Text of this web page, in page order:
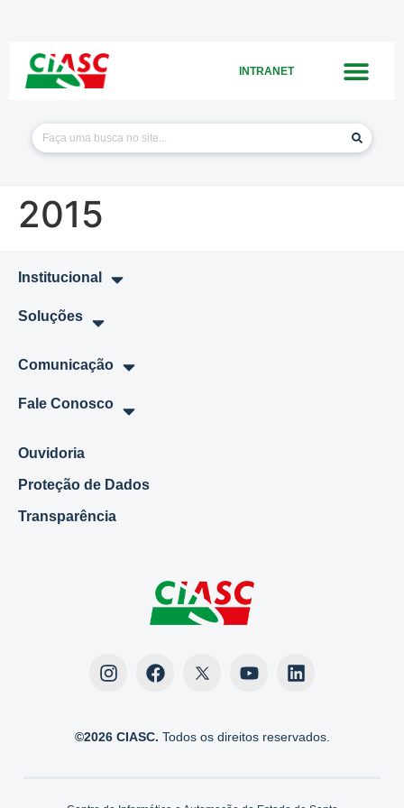
INTRANET
2015
Institucional
Soluções
Comunicação
Fale Conosco
Ouvidoria
Proteção de Dados
Transparência
©2026 CIASC. Todos os direitos reservados.